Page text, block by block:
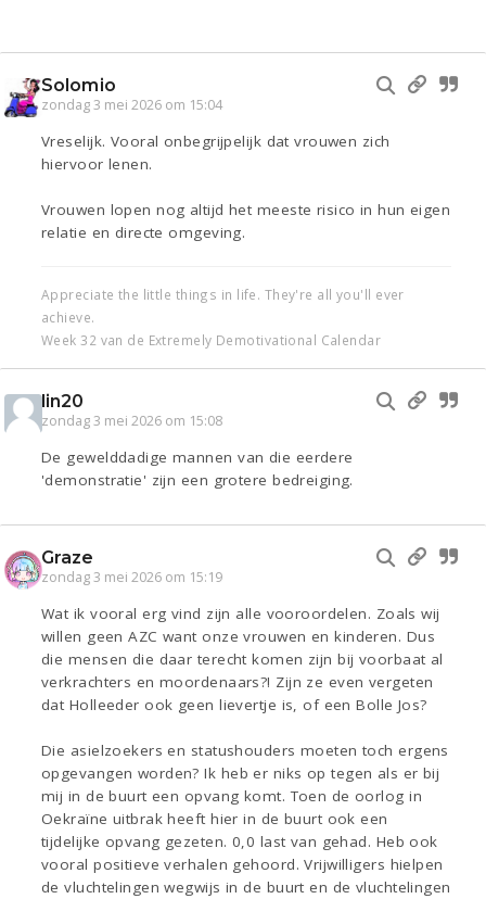
Solomio
zondag 3 mei 2026 om 15:04
Vreselijk. Vooral onbegrijpelijk dat vrouwen zich
hiervoor lenen.
Vrouwen lopen nog altijd het meeste risico in hun eigen
relatie en directe omgeving.
Appreciate the little things in life. They're all you'll ever
achieve.
Week 32 van de Extremely Demotivational Calendar
lin20
zondag 3 mei 2026 om 15:08
De gewelddadige mannen van die eerdere
'demonstratie' zijn een grotere bedreiging.
Graze
zondag 3 mei 2026 om 15:19
Wat ik vooral erg vind zijn alle vooroordelen. Zoals wij
willen geen AZC want onze vrouwen en kinderen. Dus
die mensen die daar terecht komen zijn bij voorbaat al
verkrachters en moordenaars?! Zijn ze even vergeten
dat Holleeder ook geen lievertje is, of een Bolle Jos?
Die asielzoekers en statushouders moeten toch ergens
opgevangen worden? Ik heb er niks op tegen als er bij
mij in de buurt een opvang komt. Toen de oorlog in
Oekraïne uitbrak heeft hier in de buurt ook een
tijdelijke opvang gezeten. 0,0 last van gehad. Heb ook
vooral positieve verhalen gehoord. Vrijwilligers hielpen
de vluchtelingen wegwijs in de buurt en de vluchtelingen